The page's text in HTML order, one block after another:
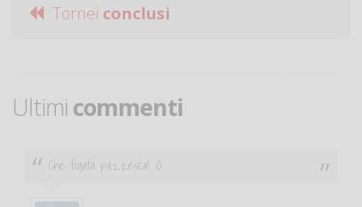
Tornei conclusi
Ultimi commenti
Che figata pazzesca! :O